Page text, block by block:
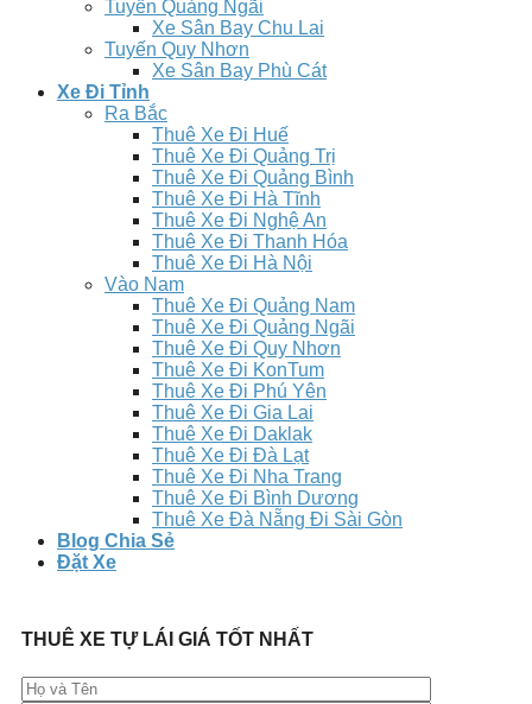
Tuyến Quảng Ngãi
Xe Sân Bay Chu Lai
Tuyến Quy Nhơn
Xe Sân Bay Phù Cát
Xe Đi Tỉnh
Ra Bắc
Thuê Xe Đi Huế
Thuê Xe Đi Quảng Trị
Thuê Xe Đi Quảng Bình
Thuê Xe Đi Hà Tĩnh
Thuê Xe Đi Nghệ An
Thuê Xe Đi Thanh Hóa
Thuê Xe Đi Hà Nội
Vào Nam
Thuê Xe Đi Quảng Nam
Thuê Xe Đi Quảng Ngãi
Thuê Xe Đi Quy Nhơn
Thuê Xe Đi KonTum
Thuê Xe Đi Phú Yên
Thuê Xe Đi Gia Lai
Thuê Xe Đi Daklak
Thuê Xe Đi Đà Lạt
Thuê Xe Đi Nha Trang
Thuê Xe Đi Bình Dương
Thuê Xe Đà Nẵng Đi Sài Gòn
Blog Chia Sẻ
Đặt Xe
THUÊ XE TỰ LÁI GIÁ TỐT NHẤT